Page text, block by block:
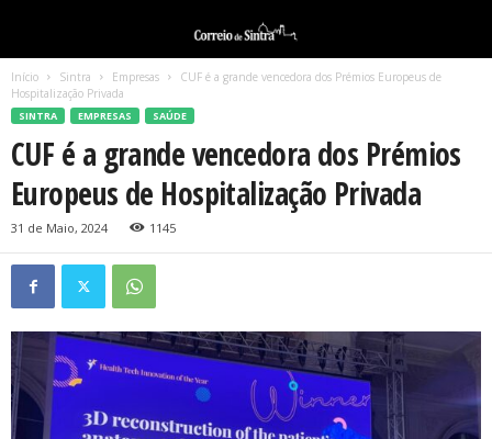
Início Sintra Empresas
CUF é a grande vencedora dos Prémios Europeus de
Hospitalização Privada
SINTRA EMPRESAS SAÚDE
CUF é a grande vencedora dos Prémios
Europeus de Hospitalização Privada
31 de Maio, 2024 1145